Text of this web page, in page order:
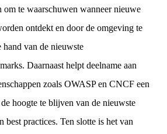
om te waarschuwen wanneer nieuwe
ontdekt en door de omgeving te
hand van de nieuwste
Daarnaast helpt deelname aan
zoals OWASP en CNCF een
hoogte te blijven van de nieuwste
best practices. Ten slotte is het van